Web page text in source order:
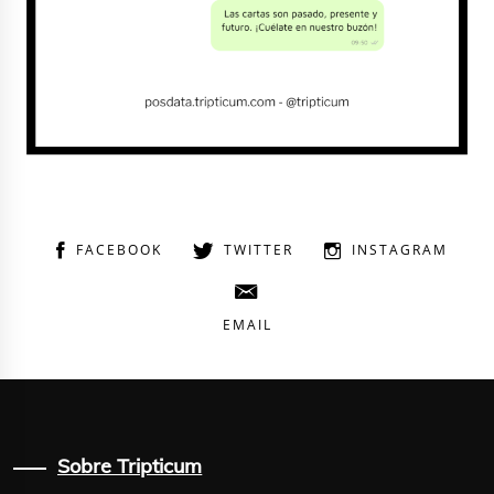
FACEBOOK TWITTER INSTAGRAM
EMAIL
Sobre Tripticum